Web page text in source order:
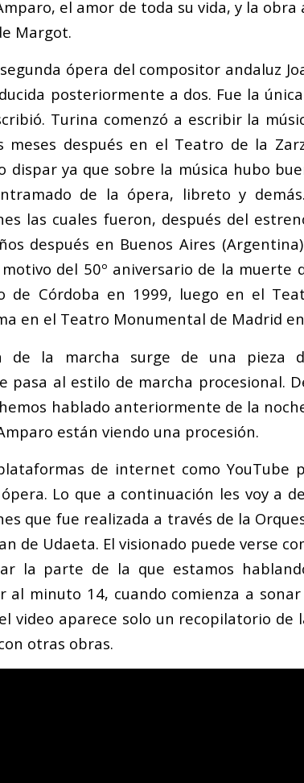
el amor de toda su vida, y la
Margot.
ópera del compositor andaluz
posteriormente a dos. Fue la
Turina comenzó a escribir la
meses después en el Teatro de la
dispar ya que sobre la música hubo
de la ópera, libreto y
las cuales fueron, después del
después en Buenos Aires
del 50º aniversario de la muerte
de Córdoba en 1999, luego en el
en el Teatro Monumental de Madrid
de la marcha surge de una pieza
pasa al estilo de marcha procesional.
hablado anteriormente de la
están viendo una procesión.
de internet como YouTube
Lo que a continuación les voy a
que fue realizada a través de la
de Udaeta. El visionado puede verse
la parte de la que estamos
al minuto 14, cuando comienza a
video aparece solo un recopilatorio de
otras obras.